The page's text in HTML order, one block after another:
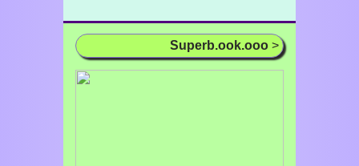
Superb.ook.ooo >